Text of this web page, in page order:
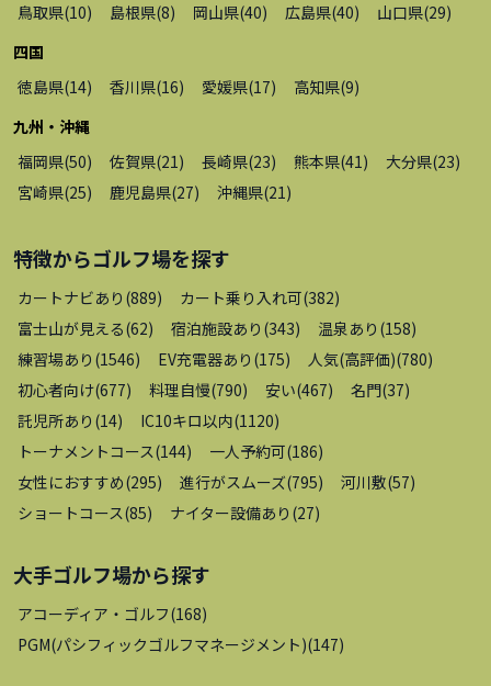
鳥取県(10) 島根県(8) 岡山県(40) 広島県(40) 山口県(29)
四国
徳島県(14) 香川県(16) 愛媛県(17) 高知県(9)
九州・沖縄
福岡県(50) 佐賀県(21) 長崎県(23) 熊本県(41) 大分県(23)
宮崎県(25) 鹿児島県(27) 沖縄県(21)
特徴からゴルフ場を探す
カートナビあり (889) カート乗り入れ可(382)
富士山が見える(62) 宿泊施設あり (343) 温泉あり (158)
練習場あり (1546) EV充電器あり (175) 人気(高評価)(780)
初心者向け(677) 料理自慢(790) 安い(467) 名門(37)
託児所あり (14) IC10キロ以内(1120)
トーナメントコース(144) 一人予約可(186)
女性におすすめ(295) 進行がスムーズ(795) 河川敷(57)
ショートコース(85) ナイター設備あり (27)
大手ゴルフ場から探す
アコーディア・ゴルフ(168)
PGM(パシフィックゴルフマネージメント)(147)